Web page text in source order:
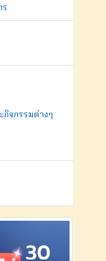
จกรรมต่างๆ